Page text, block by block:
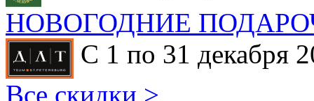
НОВОГОДНИЕ
С 1 по 31 декабря
Все скидки >